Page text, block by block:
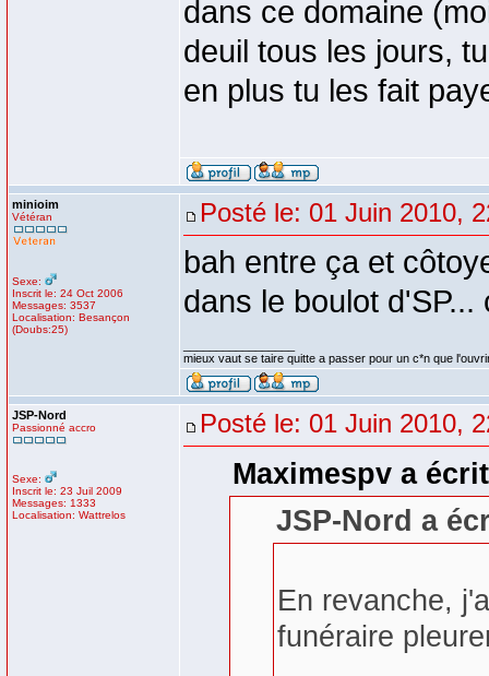
dans ce domaine
deuil tous les jours,
en plus tu les fait
minioim
Vétéran
Sexe:
Inscrit le: 24 Oct 2006
Messages: 3537
Localisation: Besançon
(Doubs:25)
Posté le: 01 Juin 2010,
bah entre ça et
dans le boulot
mieux vaut se taire quitte a passer pour un c*n que
JSP-Nord
Passionné accro
Sexe:
Inscrit le: 23 Juil 2009
Messages: 1333
Localisation: Wattrelos
Posté le: 01 Juin 2010,
Maximespv a
JSP-Nord a
En revanche,
funéraire